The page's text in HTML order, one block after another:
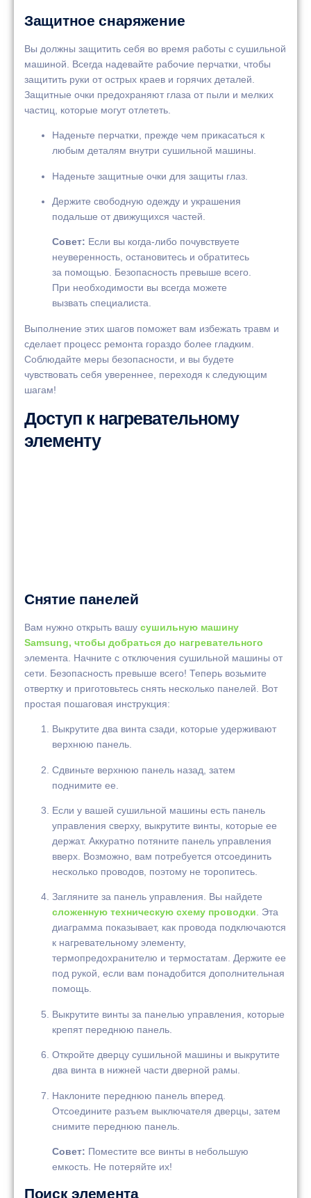
Защитное снаряжение
Вы должны защитить себя во время работы с сушильной
машиной. Всегда надевайте рабочие перчатки, чтобы
защитить руки от острых краев и горячих деталей.
Защитные очки предохраняют глаза от пыли и мелких
частиц, которые могут отлететь.
Наденьте перчатки, прежде чем прикасаться к
любым деталям внутри сушильной машины.
Наденьте защитные очки для защиты глаз.
Держите свободную одежду и украшения
подальше от движущихся частей.
Совет: Если вы когда-либо почувствуете
неуверенность, остановитесь и обратитесь
за помощью. Безопасность превыше всего.
При необходимости вы всегда можете
вызвать специалиста.
Выполнение этих шагов поможет вам избежать травм и
сделает процесс ремонта гораздо более гладким.
Соблюдайте меры безопасности, и вы будете
чувствовать себя увереннее, переходя к следующим
шагам!
Доступ к нагревательному
элементу
Снятие панелей
Вам нужно открыть вашу сушильную машину
Samsung, чтобы добраться до нагревательного
элемента. Начните с отключения сушильной машины от
сети. Безопасность превыше всего! Теперь возьмите
отвертку и приготовьтесь снять несколько панелей. Вот
простая пошаговая инструкция:
Выкрутите два винта сзади, которые удерживают
верхнюю панель.
Сдвиньте верхнюю панель назад, затем
поднимите ее.
Если у вашей сушильной машины есть панель
управления сверху, выкрутите винты, которые ее
держат. Аккуратно потяните панель управления
вверх. Возможно, вам потребуется отсоединить
несколько проводов, поэтому не торопитесь.
Загляните за панель управления. Вы найдете
сложенную техническую схему проводки. Эта
диаграмма показывает, как провода подключаются
к нагревательному элементу,
термопредохранителю и термостатам. Держите ее
под рукой, если вам понадобится дополнительная
помощь.
Выкрутите винты за панелью управления, которые
крепят переднюю панель.
Откройте дверцу сушильной машины и выкрутите
два винта в нижней части дверной рамы.
Наклоните переднюю панель вперед.
Отсоедините разъем выключателя дверцы, затем
снимите переднюю панель.
Совет: Поместите все винты в небольшую
емкость. Не потеряйте их!
Поиск элемента